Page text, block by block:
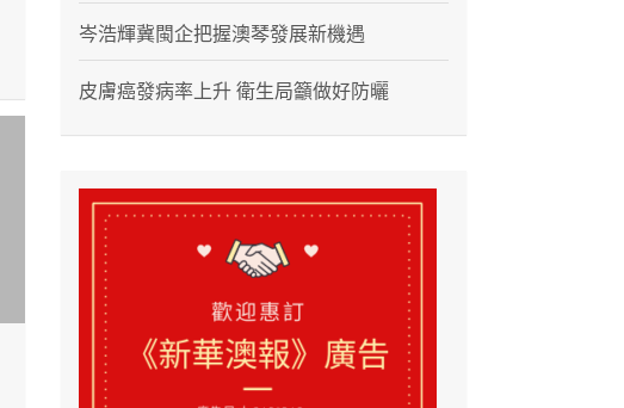
岑浩輝冀閩企把握澳琴發展新機遇
皮膚癌發病率上升 衛生局籲做好防曬